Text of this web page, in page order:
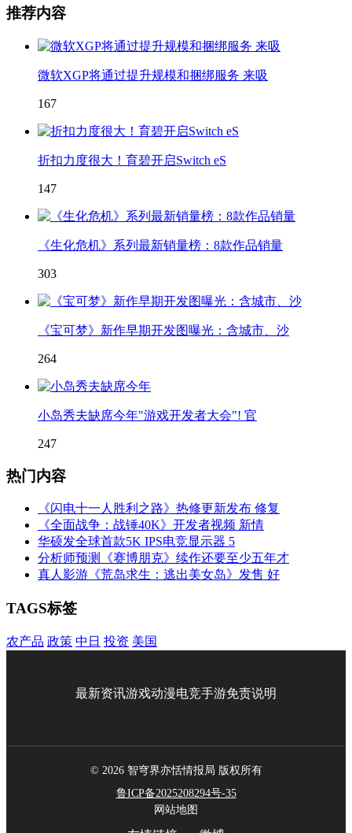
推荐内容
微软XGP将通过提升规模和捆绑服务 来吸
167
折扣力度很大！育碧开启Switch eS
147
《生化危机》系列最新销量榜：8款作品销量
303
《宝可梦》新作早期开发图曝光：含城市、沙
264
小岛秀夫缺席今年"游戏开发者大会"! 官
247
热门内容
《闪电十一人胜利之路》热修更新发布 修复
《全面战争：战锤40K》开发者视频 新情
华硕发全球首款5K IPS电竞显示器 5
分析师预测《赛博朋克》续作还要至少五年才
真人影游《荒岛求生：逃出美女岛》发售 好
TAGS标签
农产品 政策 中日 投资 美国
最新资讯游戏动漫电竞手游免责说明
© 2026 智穹界亦恬情报局 版权所有
鲁ICP备2025208294号-35
网站地图